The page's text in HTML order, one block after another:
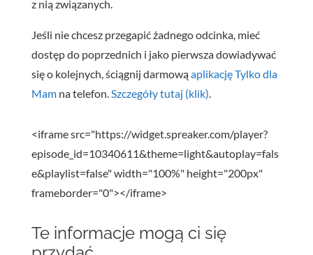
z nią związanych.
Jeśli nie chcesz przegapić żadnego odcinka, mieć
dostęp do poprzednich i jako pierwsza dowiadywać
się o kolejnych, ściągnij darmowąaplikację Tylko dla
Mamna telefon.Szczegóły tutaj (klik).
<iframe src="https://widget.spreaker.com/player?
episode_id=10340611&theme=light&autoplay=fals
e&playlist=false" width="100%" height="200px"
frameborder="0"></iframe>
Te informacje mogą ci się